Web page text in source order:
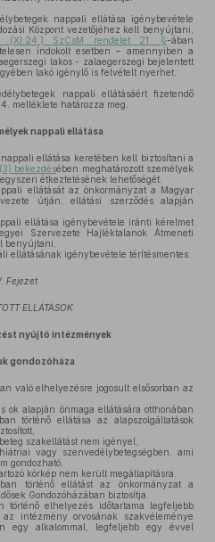
nappali ellátása igénybevétele
Központ vezetőjéhez kell benyújtani,
(XI.24.) SzCsM rendelet 21. §-ában
indokolt esetben – amennyiben a
lakos - zalaegerszegi bejelentett
lakó igénylő is felvételt nyerhet.
nappali ellátásáért fizetendő
melléklete határozza meg.
nappali ellátása
ellátása keretében kell biztosítani a
(3) bekezdésében meghatározott személyek
étkeztetésének lehetőségét.
ellátását az önkormányzat a Magyar
útján, ellátási szerződés alapján
ellátása igénybevétele iránti kérelmet
Szervezete Hajléktalanok Átmeneti
benyújtani.
ellátásának igénybevétele térítésmentes.
Fejezet
ELLÁTÁSOK
nyújtó intézmények
gondozóháza
való elhelyezésre jogosult elsősorban az
ok alapján önmaga ellátására otthonában
történő ellátása az alapszolgáltatások
szakellátást nem igényel,
vagy szenvedélybetegségben, ami
gondozható,
kórkép nem került megállapításra.
történő ellátást az önkormányzat a
Idősek Gondozóházában biztosítja.
történő elhelyezés időtartama legfeljebb
intézmény orvosának szakvéleménye
egy alkalommal, legfeljebb egy évvel